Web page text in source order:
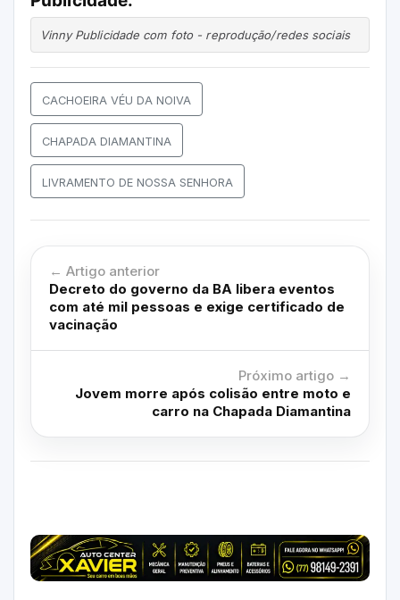
Vinny Publicidade com foto - reprodução/redes sociais
CACHOEIRA VÉU DA NOIVA
CHAPADA DIAMANTINA
LIVRAMENTO DE NOSSA SENHORA
← Artigo anterior
Decreto do governo da BA libera eventos
com até mil pessoas e exige certificado de
vacinação
Próximo artigo →
Jovem morre após colisão entre moto e
carro na Chapada Diamantina